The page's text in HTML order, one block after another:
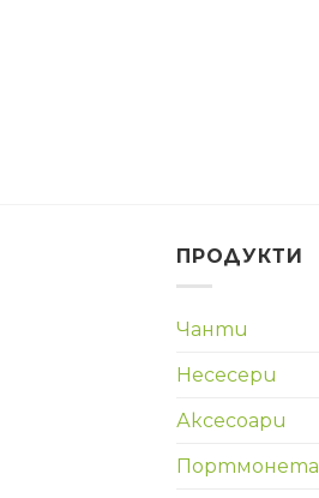
ПРОДУКТИ
Чанти
Несесери
Аксесоари
Портмонета